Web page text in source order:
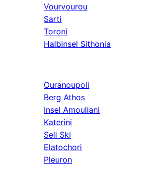
Vourvourou
Sarti
Toroni
Halbinsel Sithonia
Ouranoupoli
Berg Athos
Insel Amouliani
Katerini
Seli Ski
Elatochori
Pleuron